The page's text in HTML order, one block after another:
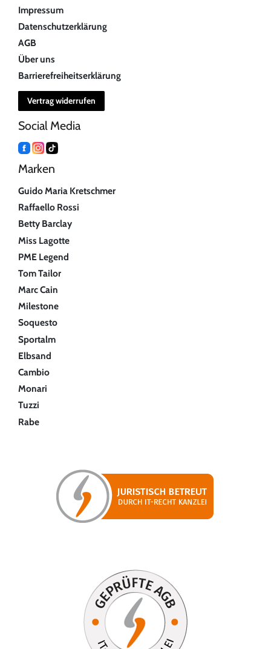
Impressum
Datenschutzerklärung
AGB
Über uns
Barrierefreiheitserklärung
Vertrag widerrufen
Social Media
Marken
Guido Maria Kretschmer
Raffaello Rossi
Betty Barclay
Miss Lagotte
PME Legend
Tom Tailor
Marc Cain
Milestone
Soquesto
Sportalm
Elbsand
Cambio
Monari
Tuzzi
Rabe